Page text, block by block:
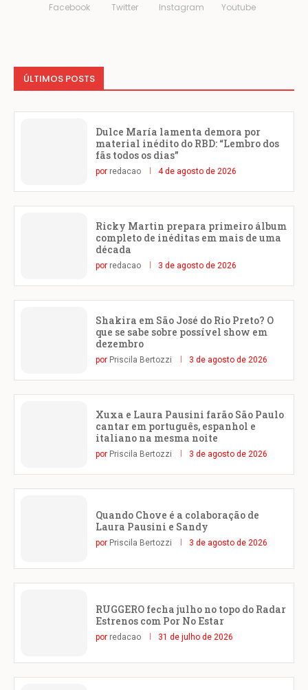
Facebook Twitter Instagram Youtube
ÚLTIMOS POSTS
Dulce María lamenta demora por
material inédito do RBD: “Lembro dos
fãs todos os dias”
por redacao 4 de agosto de 2026
Ricky Martin prepara primeiro álbum
completo de inéditas em mais de uma
década
por redacao 3 de agosto de 2026
Shakira em São José do Rio Preto? O
que se sabe sobre possível show em
dezembro
por Priscila Bertozzi 3 de agosto de 2026
Xuxa e Laura Pausini farão São Paulo
cantar em português, espanhol e
italiano na mesma noite
por Priscila Bertozzi 3 de agosto de 2026
Quando Chove é a colaboração de
Laura Pausini e Sandy
por Priscila Bertozzi 3 de agosto de 2026
RUGGERO fecha julho no topo do Radar
Estrenos com Por No Estar
por redacao 31 de julho de 2026